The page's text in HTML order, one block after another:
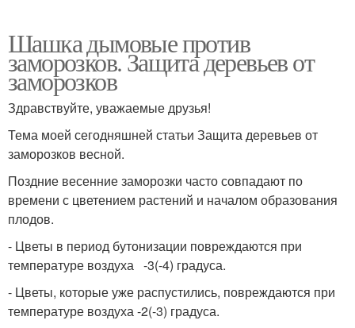
Шашка дымовые против
заморозков. Защита деревьев от
заморозков
Здравствуйте, уважаемые друзья!
Тема моей сегодняшней статьи Защита деревьев от
заморозков весной.
Поздние весенние заморозки часто совпадают по
времени с цветением растений и началом образования
плодов.
- Цветы в период бутонизации повреждаются при
температуре воздуха -3(-4) градуса.
- Цветы, которые уже распустились, повреждаются при
температуре воздуха -2(-3) градуса.